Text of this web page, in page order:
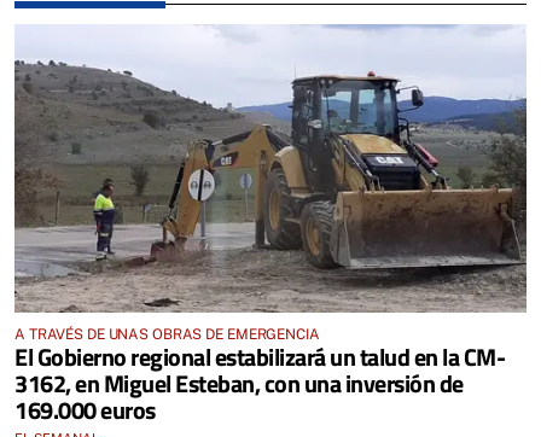
A TRAVÉS DE UNAS OBRAS DE EMERGENCIA
El Gobierno regional estabilizará un talud en la CM-
3162, en Miguel Esteban, con una inversión de
169.000 euros